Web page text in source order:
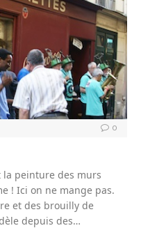
0
la peinture des murs
! Ici on ne mange pas.
et des brouilly de
depuis des…